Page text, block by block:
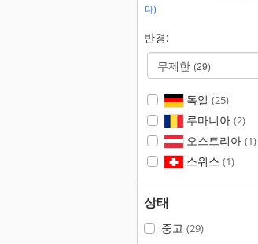
다)
반경:
무제한 (29)
독일 (25)
루마니아 (2)
오스트리아 (1)
스위스 (1)
상태
중고 (29)